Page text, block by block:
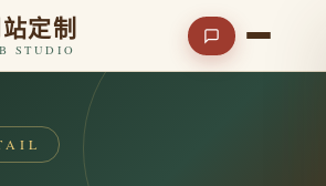
定制
STUDIO